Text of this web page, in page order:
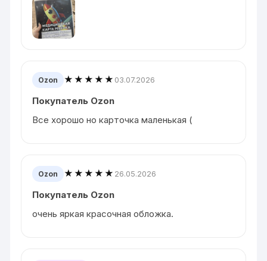
Ozon ★★★★★ 03.07.2026
Покупатель Ozon
Все хорошо но карточка маленькая (
Ozon ★★★★★ 26.05.2026
Покупатель Ozon
очень яркая красочная обложка.